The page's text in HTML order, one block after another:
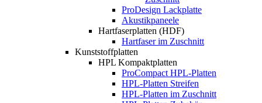
ProDesign Lackplatte
Akustikpaneele
Hartfaserplatten (HDF)
Hartfaser im Zuschnitt
Kunststoffplatten
HPL Kompaktplatten
ProCompact HPL-Platten
HPL-Platten Streifen
HPL-Platten im Zuschnitt